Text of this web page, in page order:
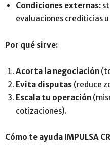
Condiciones externas:
evaluaciones crediticias
Por qué sirve:
Acorta la negociación
Evita disputas (reduce
Escala tu operación
cotizaciones).
Cómo te ayuda IMPULSA